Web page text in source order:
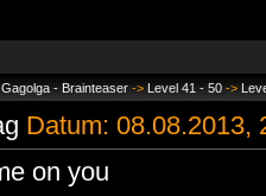
Gagolga - Brainteaser -> Level 41 - 50 ->
Datum: